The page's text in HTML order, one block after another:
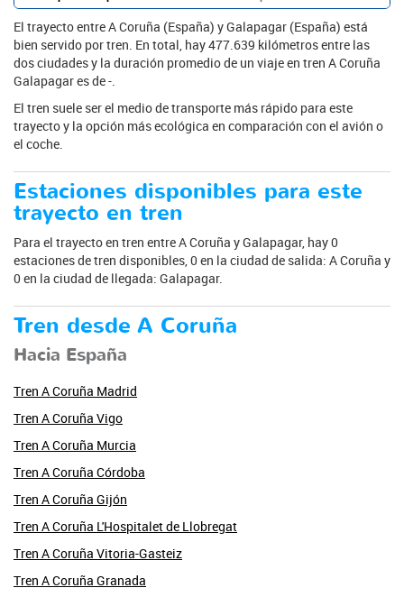
El trayecto entre A Coruña (España) y Galapagar (España) está
bien servido por tren. En total, hay 477.639 kilómetros entre las
dos ciudades y la duración promedio de un viaje en tren A Coruña
Galapagar es de -.
El tren suele ser el medio de transporte más rápido para este
trayecto y la opción más ecológica en comparación con el avión o
el coche.
Estaciones disponibles para este
trayecto en tren
Para el trayecto en tren entre A Coruña y Galapagar, hay 0
estaciones de tren disponibles, 0 en la ciudad de salida: A Coruña y
0 en la ciudad de llegada: Galapagar.
Tren desde A Coruña
Hacia España
Tren A Coruña Madrid
Tren A Coruña Vigo
Tren A Coruña Murcia
Tren A Coruña Córdoba
Tren A Coruña Gijón
Tren A Coruña L'Hospitalet de Llobregat
Tren A Coruña Vitoria-Gasteiz
Tren A Coruña Granada